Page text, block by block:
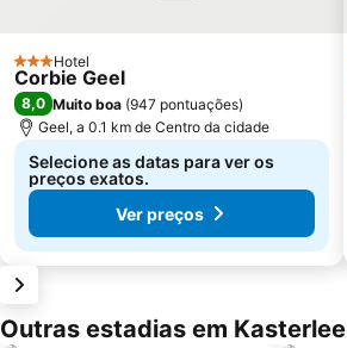
3 Estrelas
Hotel
Corbie Geel
8,0 Muito boa (947 pontuações)
Geel, a 0.1 km de Centro da cidade
Selecione as datas para ver os
preços exatos.
Ver preços
Outras estadias em Kasterlee